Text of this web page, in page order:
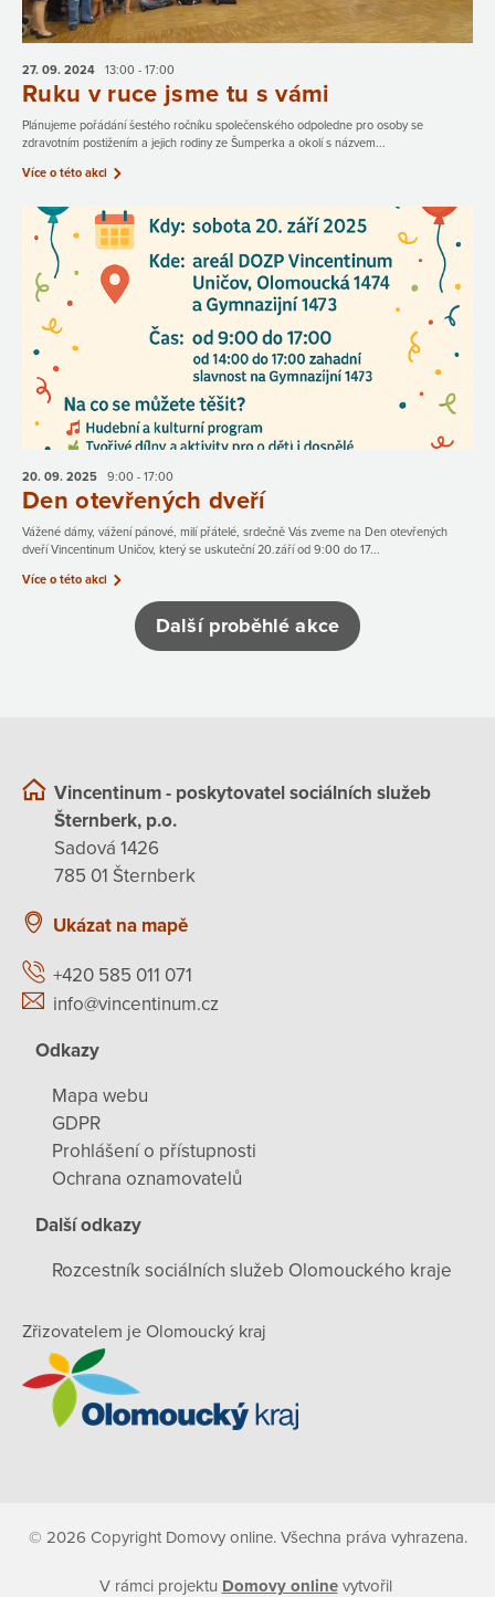
27. 09. 2024 13:00 - 17:00
Ruku v ruce jsme tu s vámi
Plánujeme pořádání šestého ročníku společenského odpoledne pro osoby se
zdravotním postižením a jejich rodiny ze Šumperka a okolí s názvem...
Více o této akci
20. 09. 2025 9:00 - 17:00
Den otevřených dveří
Vážené dámy, vážení pánové, milí přátelé, srdečně Vás zveme na Den otevřených
dveří Vincentinum Uničov, který se uskuteční 20.září od 9:00 do 17...
Více o této akci
Další proběhlé akce
Vincentinum - poskytovatel sociálních služeb
Šternberk, p.o.
Sadová 1426
785 01 Šternberk
Ukázat na mapě
+420 585 011 071
info@vincentinum.cz
Odkazy
Mapa webu
GDPR
Prohlášení o přístupnosti
Ochrana oznamovatelů
Další odkazy
Rozcestník sociálních služeb Olomouckého kraje
Zřizovatelem je Olomoucký kraj
© 2026 Copyright Domovy online. Všechna práva vyhrazena.
V rámci projektu Domovy onlinevytvořil